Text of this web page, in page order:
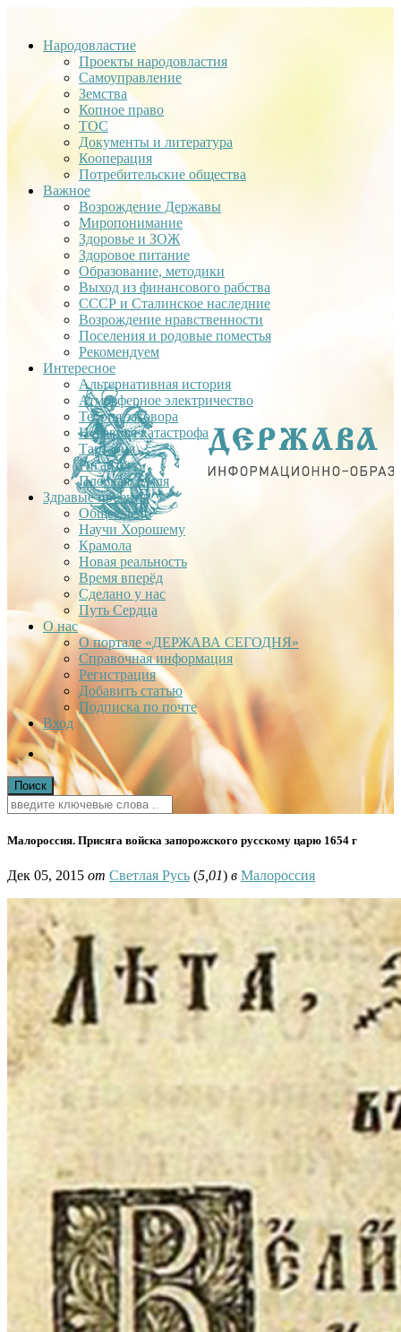
Народовластие
Проекты народовластия
Самоуправление
Земства
Копное право
ТОС
Документы и литература
Кооперация
Потребительские общества
Важное
Возрождение Державы
Миропонимание
Здоровье и ЗОЖ
Здоровое питание
Образование, методики
Выход из финансового рабства
СССР и Сталинское наследние
Возрождение нравственности
Поселения и родовые поместья
Рекомендуем
Интересное
Альтернативная история
Атмосферное электричество
Теория заговора
Недавняя катастрофа
Тартария
Гиганты
Плоская Земля
Здравые проекты
Общее дело
Научи Хорошему
Крамола
Новая реальность
Время вперёд
Сделано у нас
Путь Сердца
О нас
О портале «ДЕРЖАВА СЕГОДНЯ»
Справочная информация
Регистрация
Добавить статью
Подписка по почте
Вход
Малороссия. Присяга войска запорожского русскому царю 1654 г
Дек 05, 2015 от Светлая Русь (5,01) в Малороссия